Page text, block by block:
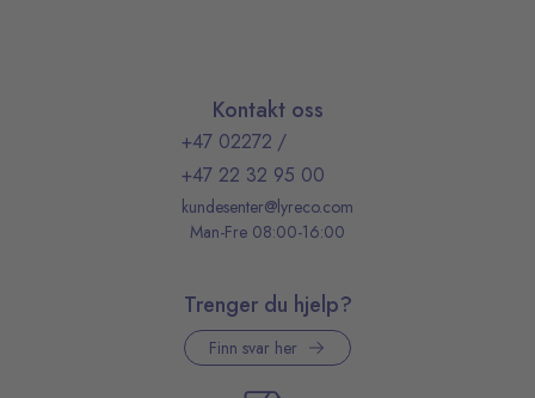
Kontakt oss
+47 02272 /
+47 22 32 95 00
kundesenter@lyreco.com
Man-Fre 08:00-16:00
Trenger du hjelp?
Finn svar her